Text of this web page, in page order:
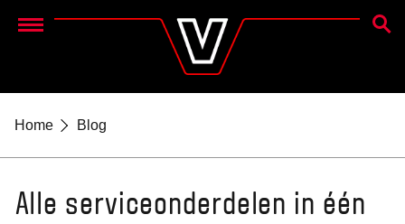
Menu
ZOEK
Home Blog
Alle serviceonderdelen in één